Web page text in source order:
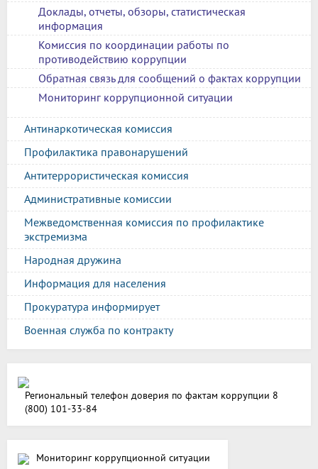
Доклады, отчеты, обзоры, статистическая
информация
Комиссия по координации работы по
противодействию коррупции
Обратная связь для сообщений о фактах коррупции
Мониторинг коррупционной ситуации
Антинаркотическая комиссия
Профилактика правонарушений
Антитеррористическая комиссия
Административные комиссии
Межведомственная комиссия по профилактике
экстремизма
Народная дружина
Информация для населения
Прокуратура информирует
Военная служба по контракту
Региональный телефон доверия по фактам коррупции 8
(800) 101-33-84
Мониторинг коррупционной ситуации